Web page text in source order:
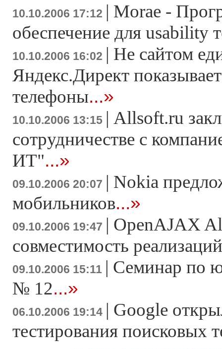
10.10.2006 17:12 | Morae -
обеспечение для usability
10.10.2006 16:02 | Не сайтом
Яндекс.Директ
телефоны...»
10.10.2006 13:15 | Allsoft.ru
сотрудничестве с
ИТ"...»
09.10.2006 20:07 | Nokia
мобильников...»
09.10.2006 19:47 | OpenAJAX
совместимость
09.10.2006 15:11 | Семинар по
№ 12...»
06.10.2006 19:14 | Google
тестирования поисковых